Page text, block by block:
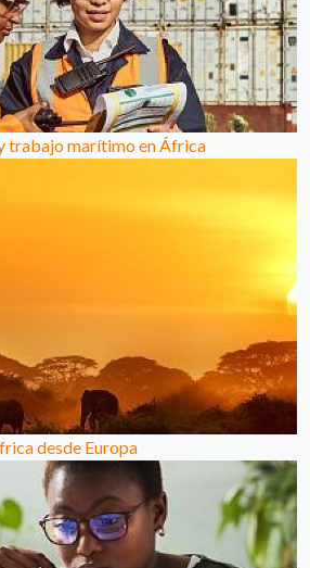
trabajo marítimo en África
desde Europa